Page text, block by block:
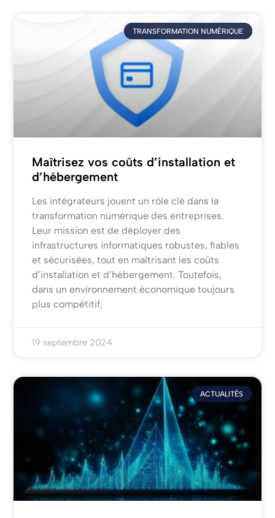
TRANSFORMATION NUMÉRIQUE
Maîtrisez vos coûts d’installation et
d’hébergement
Les intégrateurs jouent un rôle clé dans la
transformation numérique des entreprises.
Leur mission est de déployer des
infrastructures informatiques robustes, fiables
et sécurisées, tout en maîtrisant les coûts
d’installation et d’hébergement. Toutefois,
dans un environnement économique toujours
plus compétitif,
19 septembre 2024
ACTUALITÉS